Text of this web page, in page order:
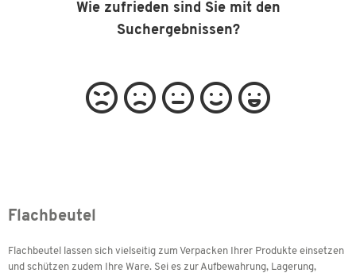
Wie zufrieden sind Sie mit den
Suchergebnissen?
Flachbeutel
Flachbeutel lassen sich vielseitig zum Verpacken Ihrer Produkte einsetzen
und schützen zudem Ihre Ware. Sei es zur Aufbewahrung, Lagerung,